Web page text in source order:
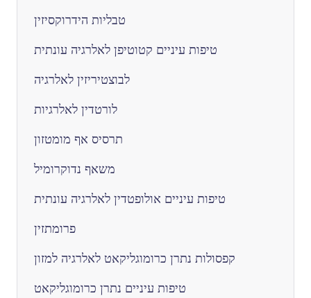
טבליות הידרוקסיזין
טיפות עיניים קטוטיפן לאלרגיה עונתית
לבוצטיריזין לאלרגיה
לורטדין לאלרגיות
תרסיס אף מומטזון
משאף נדוקרומיל
טיפות עיניים אולופטדין לאלרגיה עונתית
פרומתזין
קפסולות נתרן כרומוגליקאט לאלרגיה למזון
טיפות עיניים נתרן כרומוגליקאט